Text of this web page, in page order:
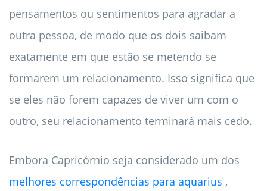
pensamentos ou sentimentos para agradar a
outra pessoa, de modo que os dois saibam
exatamente em que estão se metendo se
formarem um relacionamento. Isso significa que
se eles não forem capazes de viver um com o
outro, seu relacionamento terminará mais cedo.
Embora Capricórnio seja considerado um dos
melhores correspondências para aquarius ,